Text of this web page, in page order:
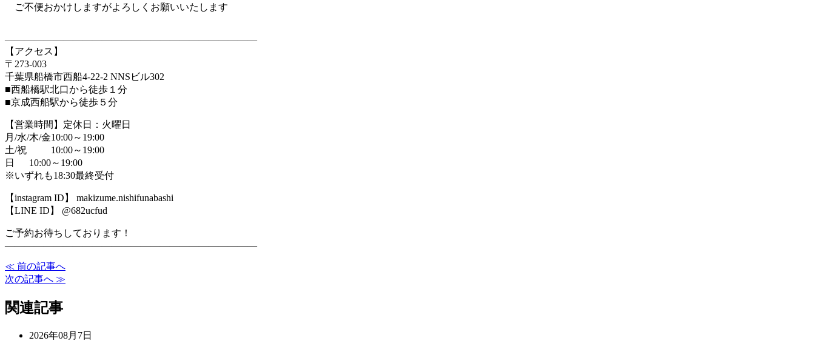
ご不便おかけしますがよろしくお願いいたします
――――――――――――――――――――――――――
【アクセス】
〒273-003
千葉県船橋市西船4-22-2 NNSビル302
■西船橋駅北口から徒歩１分
■京成西船駅から徒歩５分
【営業時間】定休日：火曜日
月/水/木/金10:00～19:00
土/祝 10:00～19:00
日 10:00～19:00
※いずれも18:30最終受付
【instagram ID】 makizume.nishifunabashi
【LINE ID】 @682ucfud
ご予約お待ちしております！
――――――――――――――――――――――――――
≪ 前の記事へ
次の記事へ ≫
関連記事
2026年08月7日